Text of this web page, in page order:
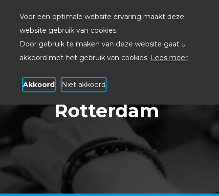
Voor een optimale website ervaring maakt deze
website gebruik van cookies.
Door gebruik te maken van deze website gaat u
akkoord met het gebruik van cookies. Lees meer
Akkoord Niet akkoord
Systeembeheer
Rotterdam